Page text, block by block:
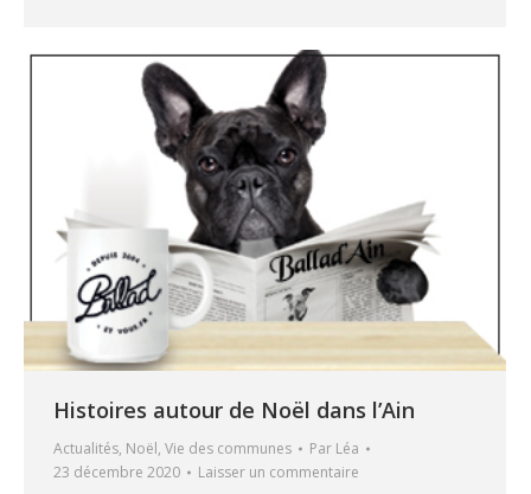
Histoires autour de Noël dans l’Ain
Actualités, Noël, Vie des communes Par Léa
23 décembre 2020
Laisser un commentaire